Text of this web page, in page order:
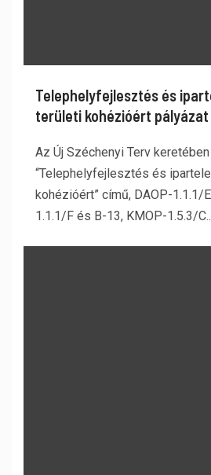
Telephelyfejlesztés és
területi kohézióért pályázat
Az Új Széchenyi Terv
“Telephelyfejlesztés és
kohézióért” című, DAOP-1.1.1/
1.1.1/F és B-13, KMOP-1.5.3/